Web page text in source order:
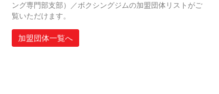
ング専門部支部）／ボクシングジムの加盟団体リストがご
覧いただけます。
加盟団体一覧へ